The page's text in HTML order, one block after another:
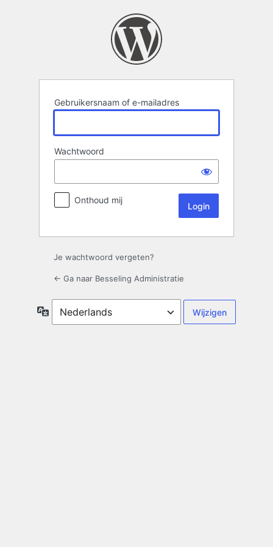
Gebruikersnaam of e-mailadres
Wachtwoord
Onthoud mij
Je wachtwoord vergeten?
← Ga naar Besseling Administratie
Taal